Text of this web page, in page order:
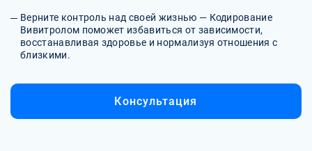
Верните контроль над своей жизнью — Кодирование
Вивитролом поможет избавиться от зависимости,
восстанавливая здоровье и нормализуя отношения с
близкими.
Консультация